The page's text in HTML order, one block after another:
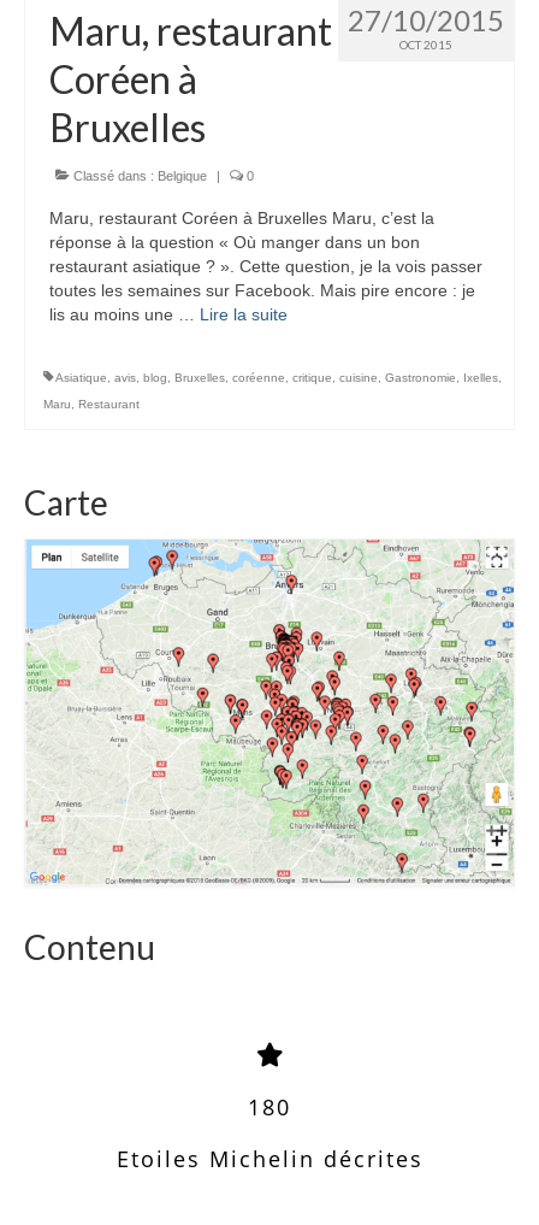
27/10/2015
OCT 2015
Maru, restaurant
Coréen à
Bruxelles
Classé dans : Belgique | 0
Maru, restaurant Coréen à Bruxelles Maru, c’est la
réponse à la question « Où manger dans un bon
restaurant asiatique ? ». Cette question, je la vois passer
toutes les semaines sur Facebook. Mais pire encore : je
lis au moins une … Lire la suite­­
Asiatique avis blog Bruxelles coréenne critique cuisine Gastronomie Ixelles
Maru
Restaurant
Carte
Contenu
180
Etoiles Michelin décrites